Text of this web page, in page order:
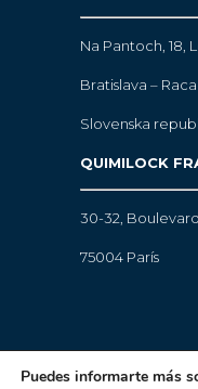
Na Pantoch, 18,
Bratislava –
Slovenska
QUIMILOCK
30-32,
75004 París
Puedes informarte más